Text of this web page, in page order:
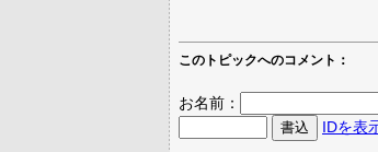
このトピックへのコメント：
お名前：
IDを表